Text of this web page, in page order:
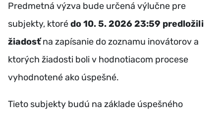
Predmetná výzva bude určená výlučne pre
subjekty, ktorédo 10. 5. 2026 23:59 predložili
žiadosťna zapísanie do zoznamu inovátorov a
ktorých žiadosti boli v hodnotiacom procese
vyhodnotené ako úspešné.
Tieto subjekty budú na základe úspešného